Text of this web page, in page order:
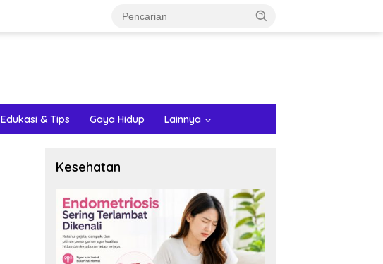
Edukasi & Tips Gaya Hidup Lainnya
Kesehatan